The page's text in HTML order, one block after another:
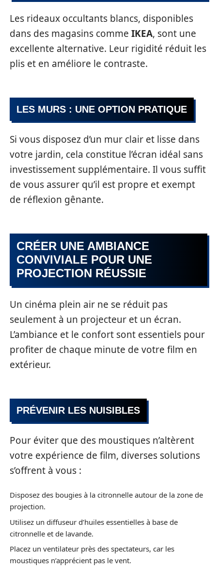
Les rideaux occultants blancs, disponibles
dans des magasins comme IKEA, sont une
excellente alternative. Leur rigidité réduit les
plis et en améliore le contraste.
LES MURS : UNE OPTION PRATIQUE
Si vous disposez d’un mur clair et lisse dans
votre jardin, cela constitue l’écran idéal sans
investissement supplémentaire. Il vous suffit
de vous assurer qu’il est propre et exempt
de réflexion gênante.
CRÉER UNE AMBIANCE
CONVIVIALE POUR UNE
PROJECTION RÉUSSIE
Un cinéma plein air ne se réduit pas
seulement à un projecteur et un écran.
L’ambiance et le confort sont essentiels pour
profiter de chaque minute de votre film en
extérieur.
PRÉVENIR LES NUISIBLES
Pour éviter que des moustiques n’altèrent
votre expérience de film, diverses solutions
s’offrent à vous :
Disposez des bougies à la citronnelle autour de la zone de
projection.
Utilisez un diffuseur d’huiles essentielles à base de
citronnelle et de lavande.
Placez un ventilateur près des spectateurs, car les
moustiques n’apprécient pas le vent.